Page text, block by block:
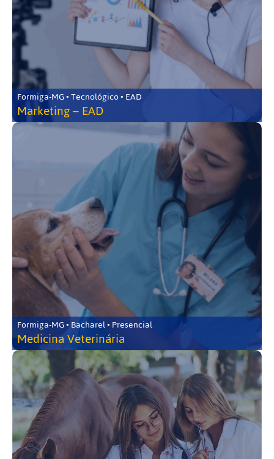
Formiga-MG • Tecnológico • EAD
Marketing – EAD
Formiga-MG • Bacharel • Presencial
Medicina Veterinária